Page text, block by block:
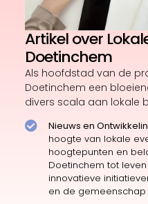
Artikel over
Doetinchem
Als hoofdstad van de
Doetinchem een
divers scala aan lokale
Nieuws en
hoogte van lokale
hoogtepunten en
Doetinchem tot
innovatieve
en de gemeenschap